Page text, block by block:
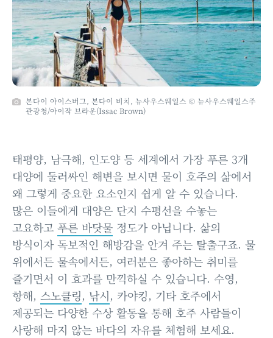
본다이 아이스버그, 본다이 비치, 뉴사우스웨일스 © 뉴사우스웨일스주
관광청/아이작 브라운(Issac Brown)
태평양, 남극해, 인도양 등 세계에서 가장 푸른 3개
대양에 둘러싸인 해변을 보시면 물이 호주의 삶에서
왜 그렇게 중요한 요소인지 쉽게 알 수 있습니다.
많은 이들에게 대양은 단지 수평선을 수놓는
고요하고 푸른 바닷물 정도가 아닙니다. 삶의
방식이자 독보적인 해방감을 안겨 주는 탈출구죠. 물
위에서든 물속에서든, 여러분은 좋아하는 취미를
즐기면서 이 효과를 만끽하실 수 있습니다. 수영,
항해, 스노클링, 낚시, 카야킹, 기타 호주에서
제공되는 다양한 수상 활동을 통해 호주 사람들이
사랑해 마지 않는 바다의 자유를 체험해 보세요.